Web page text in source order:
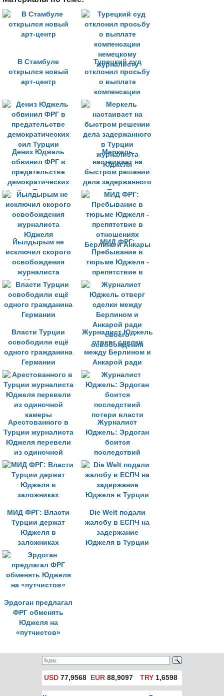
В Стамбуле
открылся новый
арт-центр
Турецкий суд
отклонил просьбу
о выплате
компенсации
немецкому
журналисту
Дениз Юджель
обвинил ФРГ в
предательстве
демократических
сил Турции
Меркель
настаивает на
быстром решении
дела задержанного
в Турции
журналиста
Юджеля
Йылдырым не
исключил скорого
освобождения
журналиста
Юджеля
МИД ФРГ:
Пребывание в
тюрьме Юджеля -
препятствие в
отношениях
Берлина и Анкары
Власти Турции
освободили ещё
одного гражданина
Германии
Журналист Юджель
отверг сделки
между Берлином и
Анкарой ради
своего
освобождения
Арестованного в
Турции журналиста
Юджеля перевели
из одиночной
камеры
Журналист
Юджель: Эрдоган
боится
последствий
потери власти
МИД ФРГ: Власти
Турции держат
Юджеля в
заложниках
Die Welt подали
жалобу в ЕСПЧ на
задержание
Юджеля в Турции
Эрдоган предлагал
ФРГ обменять
Юджеля на
«путчистов»
USD 77,9568 EUR 88,9097 TRY1,6598